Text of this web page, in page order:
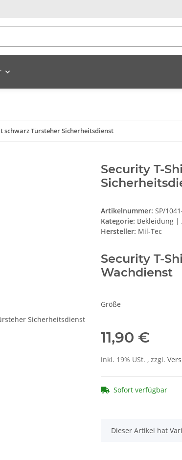
schwarz Türsteher Sicherheitsdienst
Security T-
Artikelnummer: SP/
Kategorie: Bekleidung |
Hersteller: Mil-Tec
Security T-
Wachdienst
Größe
11,90 €
inkl. 19% USt. , zzgl.
Sofort verfügbar
x
Dieser Artikel hat